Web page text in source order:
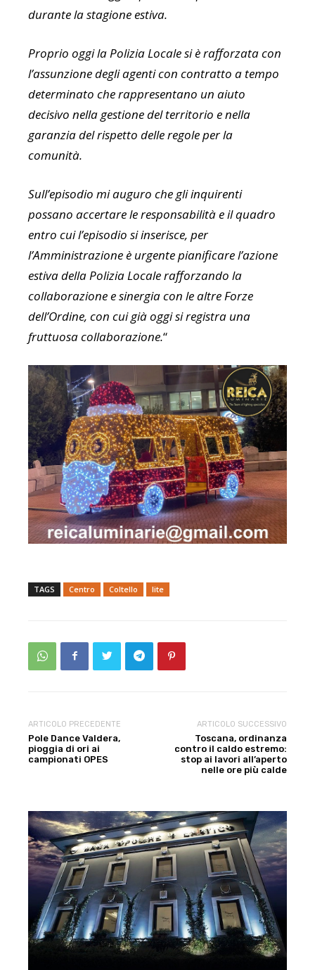
durante la stagione estiva.
Proprio oggi la Polizia Locale si è rafforzata con
l’assunzione degli agenti con contratto a tempo
determinato che rappresentano un aiuto
decisivo nella gestione del territorio e nella
garanzia del rispetto delle regole per la
comunità.
Sull’episodio mi auguro che gli inquirenti
possano accertare le responsabilità e il quadro
entro cui l’episodio si inserisce, per
l’Amministrazione è urgente pianificare l’azione
estiva della Polizia Locale rafforzando la
collaborazione e sinergia con le altre Forze
dell’Ordine, con cui già oggi si registra una
fruttuosa collaborazione.“
TAGS Centro Coltello lite
ARTICOLO PRECEDENTE
Pole Dance Valdera,
pioggia di ori ai
campionati OPES
ARTICOLO SUCCESSIVO
Toscana, ordinanza
contro il caldo estremo:
stop ai lavori all’aperto
nelle ore più calde